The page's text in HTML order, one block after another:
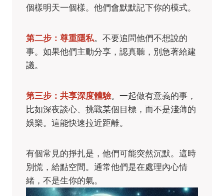
個樣明天一個樣。他們會默默記下你的模式。
第二步：尊重隱私。不要追問他們不想說的
事。如果他們主動分享，認真聽，別急著給建
議。
第三步：共享深度體驗。一起做有意義的事，
比如深夜談心、挑戰某個目標，而不是淺薄的
娛樂。這能快速拉近距離。
有個常見的掙扎是，他們可能突然沉默。這時
別慌，給點空間。通常他們是在處理內心情
緒，不是生你的氣。